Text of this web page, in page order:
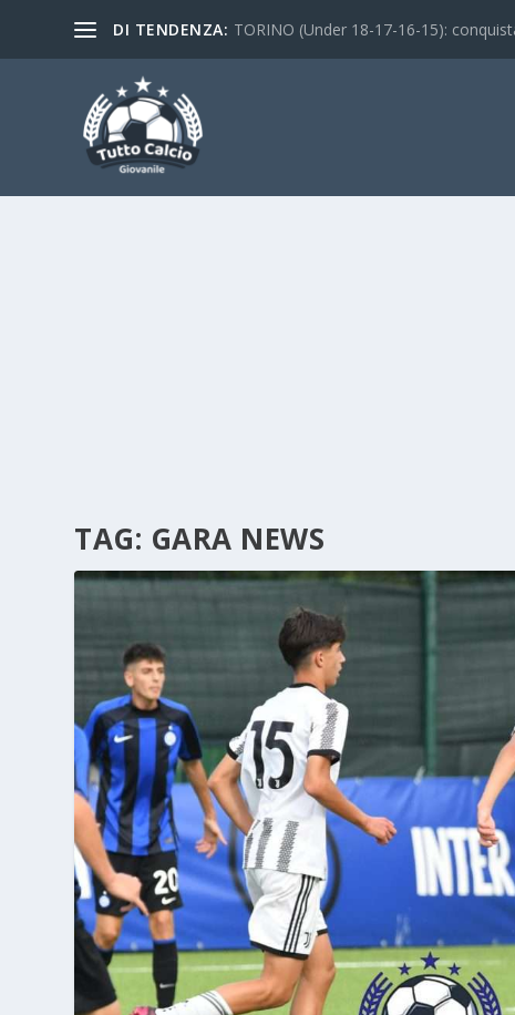
DI TENDENZA: TORINO (Under 18-17-16-15):
TAG: GARA NEWS